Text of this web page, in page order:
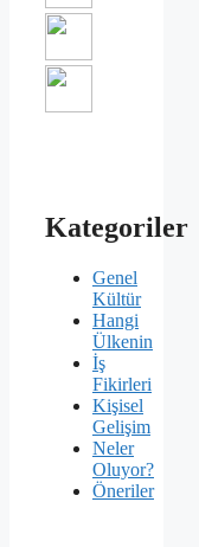
Kategoriler
Genel
Kültür
Hangi
Ülkenin
İş
Fikirleri
Kişisel
Gelişim
Neler
Oluyor?
Öneriler